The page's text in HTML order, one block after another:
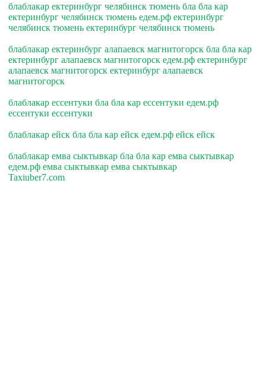
блаблакар ектеринбург челябинск тюмень бла бла кар
ектеринбург челябинск тюмень едем.рф ектеринбург
челябинск тюмень ектеринбург челябинск тюмень
блаблакар ектеринбург алапаевск магнитогорск бла бла кар
ектеринбург алапаевск магнитогорск едем.рф ектеринбург
алапаевск магнитогорск ектеринбург алапаевск
магнитогорск
блаблакар ессентуки бла бла кар ессентуки едем.рф
ессентуки ессентуки
блаблакар ейск бла бла кар ейск едем.рф ейск ейск
блаблакар емва сыктывкар бла бла кар емва сыктывкар
едем.рф емва сыктывкар емва сыктывкар
Taxiuber7.com